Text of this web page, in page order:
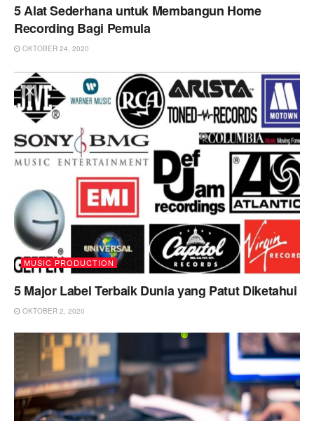
5 Alat Sederhana untuk Membangun Home
Recording Bagi Pemula
OKTOBER 24, 2020
MUSIC PRODUCTION
5 Major Label Terbaik Dunia yang Patut Diketahui
OKTOBER 2, 2020